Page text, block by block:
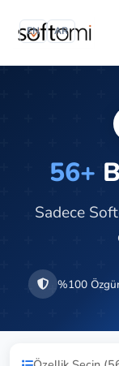
EN AR
56+
Sadece
%100